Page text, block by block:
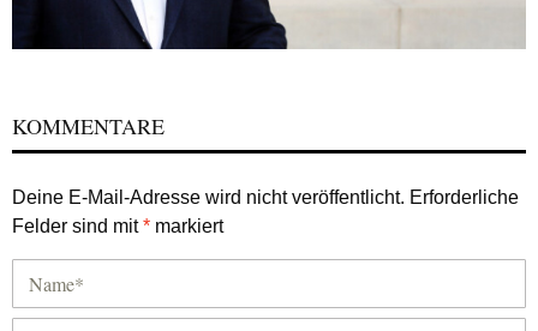
KOMMENTARE
Deine E-Mail-Adresse wird nicht veröffentlicht. Erforderliche
Felder sind mit* markiert